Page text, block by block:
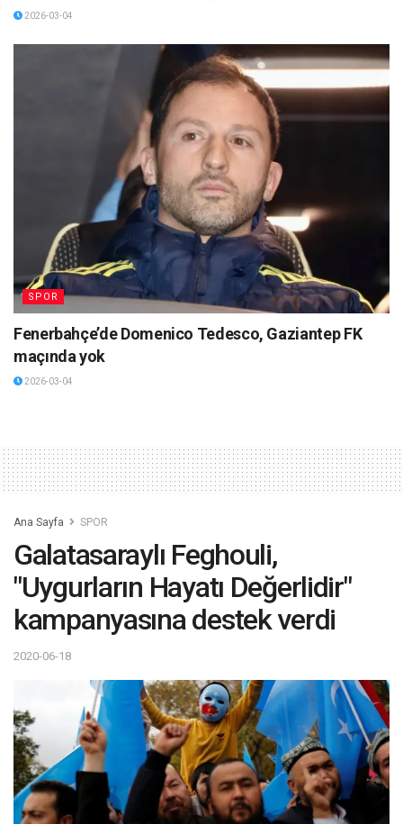
2026-03-04
SPOR
Fenerbahçe’de Domenico Tedesco, Gaziantep FK
maçında yok
2026-03-04
Ana Sayfa SPOR
Galatasaraylı Feghouli,
"Uygurların Hayatı Değerlidir"
kampanyasına destek verdi
2020-06-18